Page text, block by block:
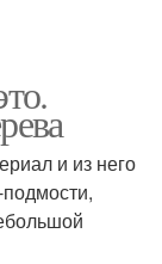
и из него